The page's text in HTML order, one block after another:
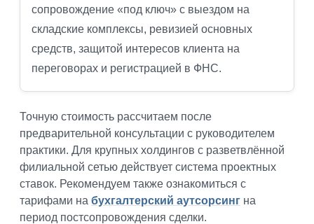
сопровождение «под ключ» с выездом на
складские комплексы, ревизией основных
средств, защитой интересов клиента на
переговорах и регистрацией в ФНС.
Точную стоимость рассчитаем после
предварительной консультации с руководителем
практики. Для крупных холдингов с разветвлённой
филиальной сетью действует система проектных
ставок. Рекомендуем также ознакомиться с
тарифами на бухгалтерский аутсорсинг на
период постсопровождения сделки.